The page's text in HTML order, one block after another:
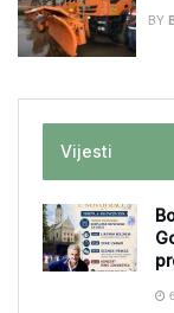
BY
Vijesti